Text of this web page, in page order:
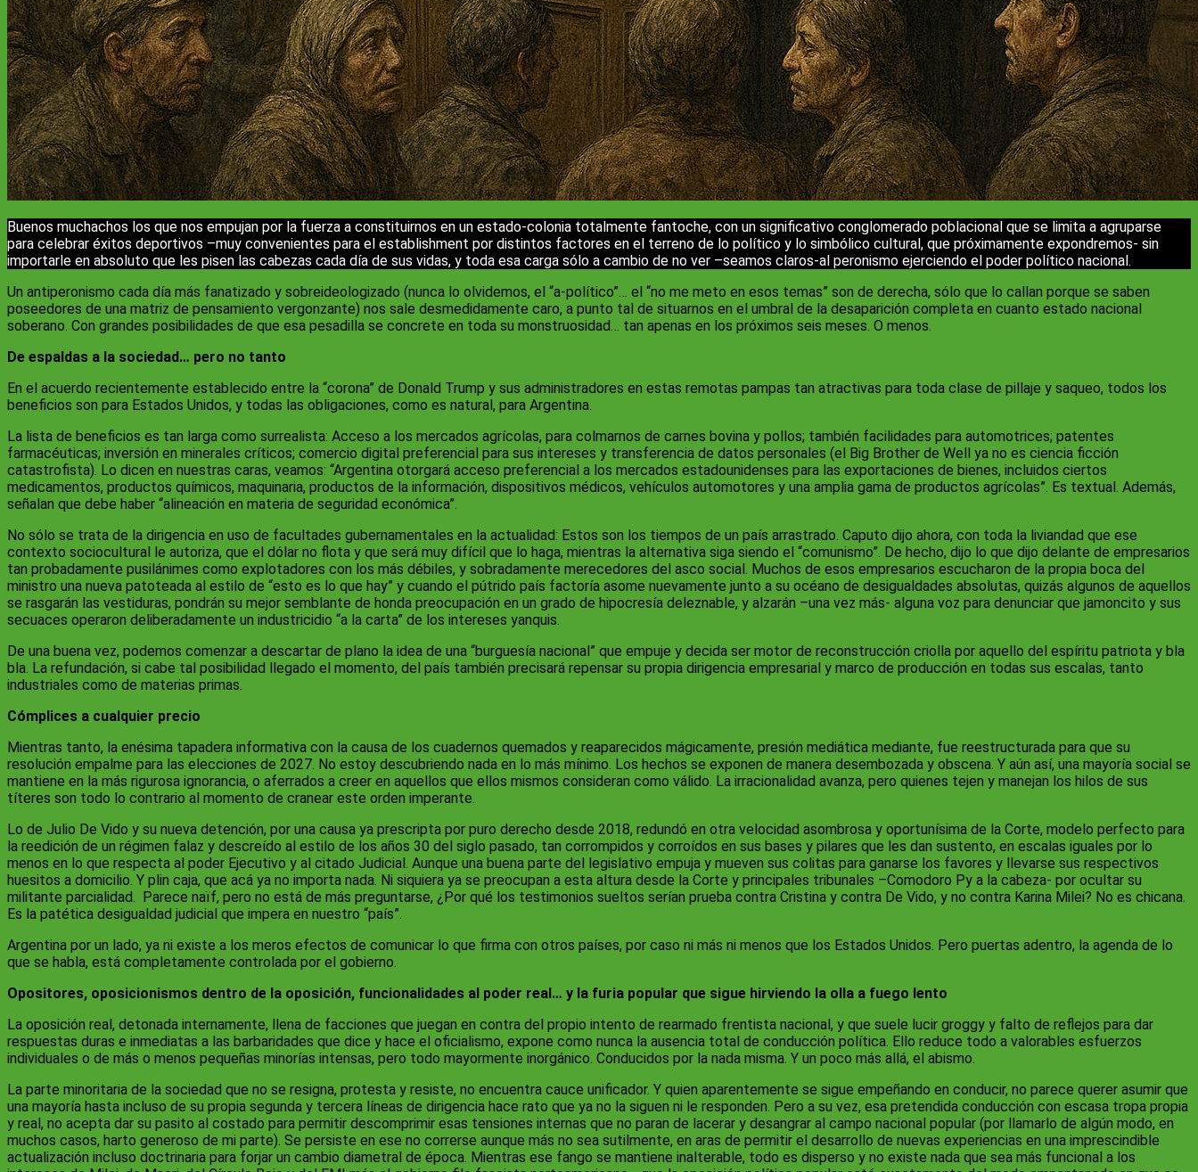
Buenos muchachos los que nos empujan por la fuerza a constituirnos en un estado-colonia totalmente fantoche, con un significativo conglomerado poblacional que se limita a agruparse
para celebrar éxitos deportivos –muy convenientes para el establishment por distintos factores en el terreno de lo político y lo simbólico cultural, que próximamente expondremos- sin
importarle en absoluto que les pisen las cabezas cada día de sus vidas, y toda esa carga sólo a cambio de no ver –seamos claros-al peronismo ejerciendo el poder político nacional.
Un antiperonismo cada día más fanatizado y sobreideologizado (nunca lo olvidemos, el “a-político”… el “no me meto en esos temas” son de derecha, sólo que lo callan porque se saben
poseedores de una matriz de pensamiento vergonzante) nos sale desmedidamente caro, a punto tal de situarnos en el umbral de la desaparición completa en cuanto estado nacional
soberano. Con grandes posibilidades de que esa pesadilla se concrete en toda su monstruosidad… tan apenas en los próximos seis meses. O menos.
De espaldas a la sociedad… pero no tanto
En el acuerdo recientemente establecido entre la “corona” de Donald Trump y sus administradores en estas remotas pampas tan atractivas para toda clase de pillaje y saqueo, todos los
beneficios son para Estados Unidos, y todas las obligaciones, como es natural, para Argentina.
La lista de beneficios es tan larga como surrealista: Acceso a los mercados agrícolas, para colmarnos de carnes bovina y pollos; también facilidades para automotrices; patentes
farmacéuticas; inversión en minerales críticos; comercio digital preferencial para sus intereses y transferencia de datos personales (el Big Brother de Well ya no es ciencia ficción
catastrofista). Lo dicen en nuestras caras, veamos: “Argentina otorgará acceso preferencial a los mercados estadounidenses para las exportaciones de bienes, incluidos ciertos
medicamentos, productos químicos, maquinaria, productos de la información, dispositivos médicos, vehículos automotores y una amplia gama de productos agrícolas”. Es textual. Además,
señalan que debe haber “alineación en materia de seguridad económica”.
No sólo se trata de la dirigencia en uso de facultades gubernamentales en la actualidad: Estos son los tiempos de un país arrastrado. Caputo dijo ahora, con toda la liviandad que ese
contexto sociocultural le autoriza, que el dólar no flota y que será muy difícil que lo haga, mientras la alternativa siga siendo el “comunismo”. De hecho, dijo lo que dijo delante de empresarios
tan probadamente pusilánimes como explotadores con los más débiles, y sobradamente merecedores del asco social. Muchos de esos empresarios escucharon de la propia boca del
ministro una nueva patoteada al estilo de “esto es lo que hay” y cuando el pútrido país factoría asome nuevamente junto a su océano de desigualdades absolutas, quizás algunos de aquellos
se rasgarán las vestiduras, pondrán su mejor semblante de honda preocupación en un grado de hipocresía deleznable, y alzarán –una vez más- alguna voz para denunciar que jamoncito y sus
secuaces operaron deliberadamente un industricidio “a la carta” de los intereses yanquis.
De una buena vez, podemos comenzar a descartar de plano la idea de una “burguesía nacional” que empuje y decida ser motor de reconstrucción criolla por aquello del espíritu patriota y bla
bla. La refundación, si cabe tal posibilidad llegado el momento, del país también precisará repensar su propia dirigencia empresarial y marco de producción en todas sus escalas, tanto
industriales como de materias primas.
Cómplices a cualquier precio
Mientras tanto, la enésima tapadera informativa con la causa de los cuadernos quemados y reaparecidos mágicamente, presión mediática mediante, fue reestructurada para que su
resolución empalme para las elecciones de 2027. No estoy descubriendo nada en lo más mínimo. Los hechos se exponen de manera desembozada y obscena. Y aún así, una mayoría social se
mantiene en la más rigurosa ignorancia, o aferrados a creer en aquellos que ellos mismos consideran como válido. La irracionalidad avanza, pero quienes tejen y manejan los hilos de sus
títeres son todo lo contrario al momento de cranear este orden imperante.
Lo de Julio De Vido y su nueva detención, por una causa ya prescripta por puro derecho desde 2018, redundó en otra velocidad asombrosa y oportunísima de la Corte, modelo perfecto para
la reedición de un régimen falaz y descreído al estilo de los años 30 del siglo pasado, tan corrompidos y corroídos en sus bases y pilares que les dan sustento, en escalas iguales por lo
menos en lo que respecta al poder Ejecutivo y al citado Judicial. Aunque una buena parte del legislativo empuja y mueven sus colitas para ganarse los favores y llevarse sus respectivos
huesitos a domicilio. Y plin caja, que acá ya no importa nada. Ni siquiera ya se preocupan a esta altura desde la Corte y principales tribunales –Comodoro Py a la cabeza- por ocultar su
militante parcialidad. Parece naïf, pero no está de más preguntarse, ¿Por qué los testimonios sueltos serían prueba contra Cristina y contra De Vido, y no contra Karina Milei? No es chicana.
Es la patética desigualdad judicial que impera en nuestro “país”.
Argentina por un lado, ya ni existe a los meros efectos de comunicar lo que firma con otros países, por caso ni más ni menos que los Estados Unidos. Pero puertas adentro, la agenda de lo
que se habla, está completamente controlada por el gobierno.
Opositores, oposicionismos dentro de la oposición, funcionalidades al poder real… y la furia popular que sigue hirviendo la olla a fuego lento
La oposición real, detonada internamente, llena de facciones que juegan en contra del propio intento de rearmado frentista nacional, y que suele lucir groggy y falto de reflejos para dar
respuestas duras e inmediatas a las barbaridades que dice y hace el oficialismo, expone como nunca la ausencia total de conducción política. Ello reduce todo a valorables esfuerzos
individuales o de más o menos pequeñas minorías intensas, pero todo mayormente inorgánico. Conducidos por la nada misma. Y un poco más allá, el abismo.
La parte minoritaria de la sociedad que no se resigna, protesta y resiste, no encuentra cauce unificador. Y quien aparentemente se sigue empeñando en conducir, no parece querer asumir que
una mayoría hasta incluso de su propia segunda y tercera líneas de dirigencia hace rato que ya no la siguen ni le responden. Pero a su vez, esa pretendida conducción con escasa tropa propia
y real, no acepta dar su pasito al costado para permitir descomprimir esas tensiones internas que no paran de lacerar y desangrar al campo nacional popular (por llamarlo de algún modo, en
muchos casos, harto generoso de mi parte). Se persiste en ese no correrse aunque más no sea sutilmente, en aras de permitir el desarrollo de nuevas experiencias en una imprescindible
actualización incluso doctrinaria para forjar un cambio diametral de época. Mientras ese fango se mantiene inalterable, todo es disperso y no existe nada que sea más funcional a los